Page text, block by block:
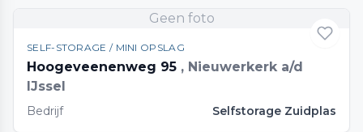
Geen foto
SELF-STORAGE / MINI OPSLAG
Hoogeveenenweg 95 , Nieuwerkerk a/d
IJssel
Bedrijf Selfstorage Zuidplas